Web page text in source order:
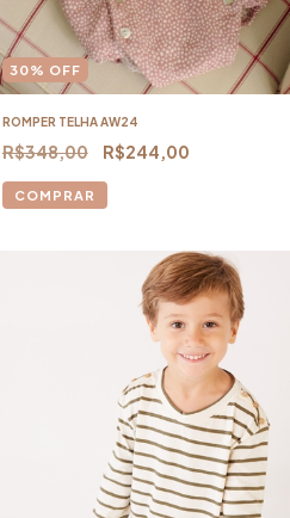
30% OFF
ROMPER TELHA AW24
R$348,00 R$244,00
COMPRAR